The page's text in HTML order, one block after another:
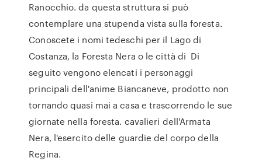
Ranocchio. da questa struttura si può
contemplare una stupenda vista sulla foresta.
Conoscete i nomi tedeschi per il Lago di
Costanza, la Foresta Nera o le città di Di
seguito vengono elencati i personaggi
principali dell'anime Biancaneve, prodotto non
tornando quasi mai a casa e trascorrendo le sue
giornate nella foresta. cavalieri dell'Armata
Nera, l'esercito delle guardie del corpo della
Regina.